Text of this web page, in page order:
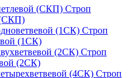
Строп
(СКП)
Строп
(1СК)
Строп
(2СК)
Строп